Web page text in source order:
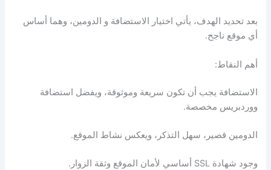
بعد تحديد الهدف، يأتي اختيار الاستضافة و الدومين، وهما أساس
أي موقع ناجح.
أهم النقاط:
الاستضافة يجب أن تكون سريعة وموثوقة، ويفضل استضافة
ووردبريس مخصصة.
الدومين قصير، سهل التذكر، ويعكس نشاط الموقع.
وجود شهادة SSL أساسي لأمان الموقع وثقة الزوار.